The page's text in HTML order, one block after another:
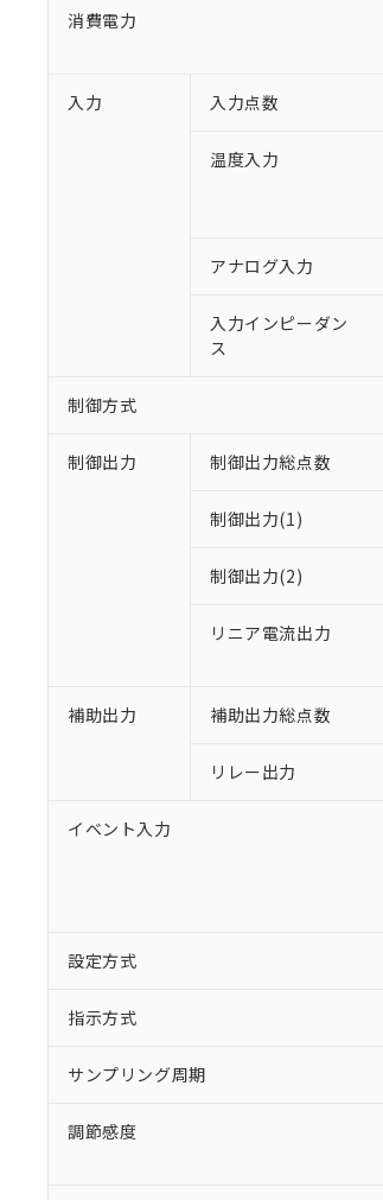
消費電力
入力 入力点数
温度入力
アナログ入力
入力インピーダン
ス
制御方式
制御出力 制御出力総点数
制御出力(1)
制御出力(2)
リニア電流出力
補助出力 補助出力総点数
リレー出力
イベント入力
設定方式
指示方式
サンプリング周期
調節感度